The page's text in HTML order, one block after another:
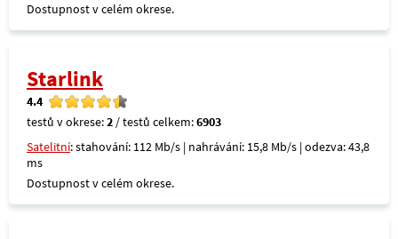
Dostupnost v celém okrese.
Starlink
4.4
testů v okrese:2 / testů celkem:6903
Satelitní: stahování: 112 Mb/s | nahrávání: 15,8 Mb/s | odezva: 43,8
ms
Dostupnost v celém okrese.